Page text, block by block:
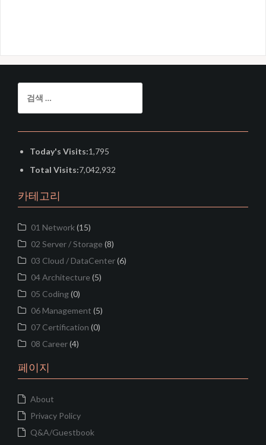
색:
Today's Visits:1,795
Total Visits:7,042,932
카테고리
01 Network(15)
02 Server / Storage (8)
03 Cloud / DataCenter(6)
04 Architecture (5)
05 Coding(0)
06 Management (5)
07 Certification (0)
08 Career(4)
페이지
About
Privacy Policy
Q&A/Guestbook